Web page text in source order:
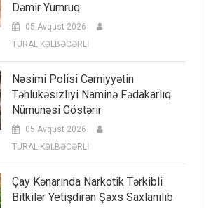
Dəmir Yumruq
05 Avqust 2026
TURAL KƏLBƏCƏRLİ
Nəsimi Polisi Cəmiyyətin
Təhlükəsizliyi Naminə Fədakarlıq
Nümunəsi Göstərir
05 Avqust 2026
TURAL KƏLBƏCƏRLİ
Çay Kənarında Narkotik Tərkibli
Bitkilər Yetişdirən Şəxs Saxlanılıb